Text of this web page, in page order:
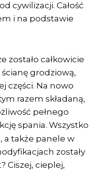
cywilizacji. Całość
i na podstawie
zostało całkowicie
grodziową,
części. Na nowo
razem składaną,
pełnego
spania. Wszystko
a także panele w
zostały
Ciszej, cieplej,